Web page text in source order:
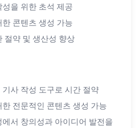
을 위한 초석 제공
콘텐츠 생성 가능
절약 및 생산성 향상
사 작성 도구로 시간 절약
전문적인 콘텐츠 생성 가능
서 창의성과 아이디어 발전을